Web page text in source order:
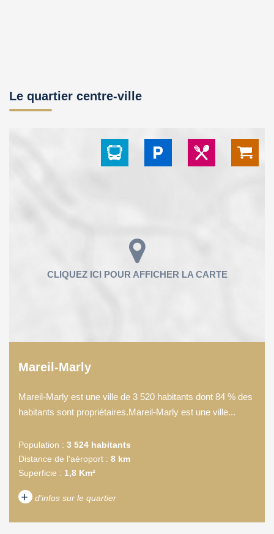
Le quartier centre-ville
Mareil-Marly
Mareil-Marly est une ville de 3 520 habitants dont 84 % des
habitants sont propriétaires.Mareil-Marly est une ville...
Population : 3 524 habitants
Distance de l'aéroport : 8 km
Superficie : 1,8 Km²
+ d'infos sur le quartier